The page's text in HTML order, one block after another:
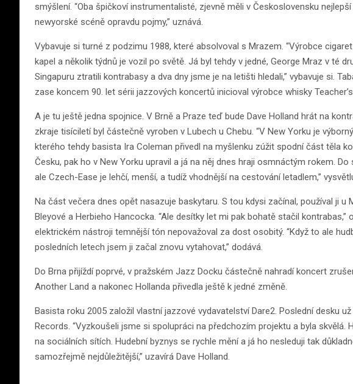
smýšlení. “Oba špičkoví instrumentalisté, zjevně měli v Československu
newyorské scéně opravdu pojmy,” uznává.
Vybavuje si turné z podzimu 1988, které absolvoval s Mrazem. “Výrobce
kapel a několik týdnů je vozil po světě. Já byl tehdy v jedné, George Mraz v té
Singapuru ztratili kontrabasy a dva dny jsme je na letišti hledali,” vybavuje si.
zase koncem 90. let sérii jazzových koncertů inicioval výrobce whisky
A je tu ještě jedna spojnice. V Brně a Praze teď bude Dave Holland hrát na
zkraje tisíciletí byl částečně vyroben v Lubech u Chebu. “V New Yorku je
kterého tehdy basista Ira Coleman přivedl na myšlenku zúžit spodní část těla
Česku, pak ho v New Yorku upravil a já na něj dnes hraji osmnáctým rokem.
ale Czech-Ease je lehčí, menší, a tudíž vhodnější na cestování letadlem,”
Na část večera dnes opět nasazuje baskytaru. S tou kdysi začínal, používal ji u
Bleyové a Herbieho Hancocka. “Ale desítky let mi pak bohatě stačil kontrabas,”
elektrickém nástroji temnější tón nepovažoval za dost osobitý. “Když to ale
posledních letech jsem ji začal znovu vytahovat,” dodává.
Do Brna přijíždí poprvé, v pražském Jazz Docku částečně nahradí koncert
Another Land a nakonec Hollanda přivedla ještě k jedné změně.
Basista roku 2005 založil vlastní jazzové vydavatelství Dare2. Poslední desku
Records. “Vyzkoušeli jsme si spolupráci na předchozím projektu a byla skvělá.
na sociálních sítích. Hudební byznys se rychle mění a já ho nesleduji tak
samozřejmě nejdůležitější,” uzavírá Dave Holland.